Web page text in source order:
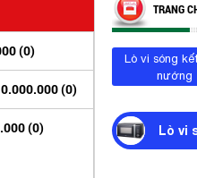
TRANG
Lò vi sóng
nướng
Lò vi
(0)
(0)
(0)